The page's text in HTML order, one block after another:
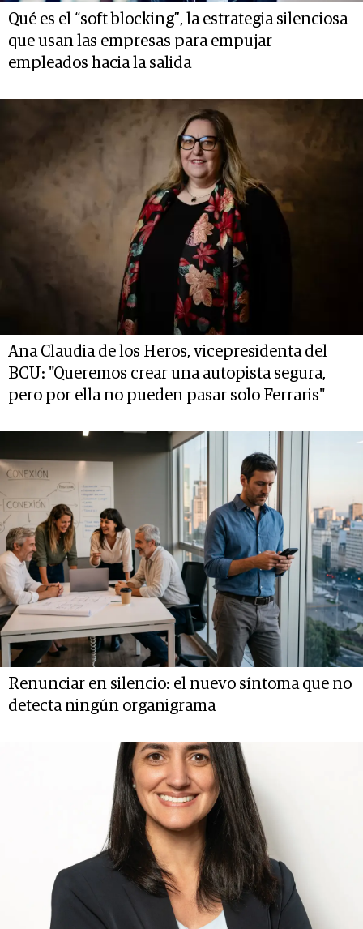
Qué es el “soft blocking”, la estrategia silenciosa
que usan las empresas para empujar
empleados hacia la salida
Ana Claudia de los Heros, vicepresidenta del
BCU: "Queremos crear una autopista segura,
pero por ella no pueden pasar solo Ferraris"
Renunciar en silencio: el nuevo síntoma que no
detecta ningún organigrama